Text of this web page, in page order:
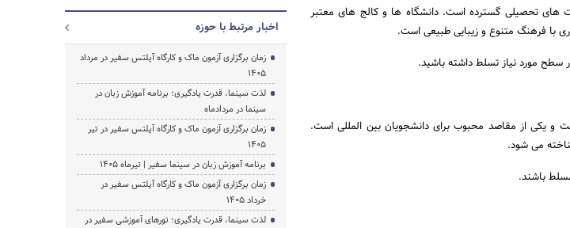
های تحصیلی گسترده است. دانشگاه ها و کالج های معتبر
با فرهنگ متنوع و زیبایی طبیعی است.
سطح مورد نیاز تسلط داشته باشید.
و یکی از مقاصد محبوب برای دانشجویان بین المللی است.
می شود.
باشند.
اخبار مرتبط با حوزه
زمان برگزاری آزمون ماک و کارگاه آیلتس سفیر در مرداد
1405
لذت سینما، قدرت یادگیری؛ برنامه آموزش زبان در
سینما در مردادماه
زمان برگزاری آزمون ماک و کارگاه آیلتس سفیر در تیر
1405
برنامه آموزش زبان در سینما سفیر | تیرماه ۱۴۰۵
زمان برگزاری آزمون ماک و کارگاه آیلتس سفیر در
خرداد 1405
لذت سینما، قدرت یادگیری؛ تورهای آموزشی سفیر در